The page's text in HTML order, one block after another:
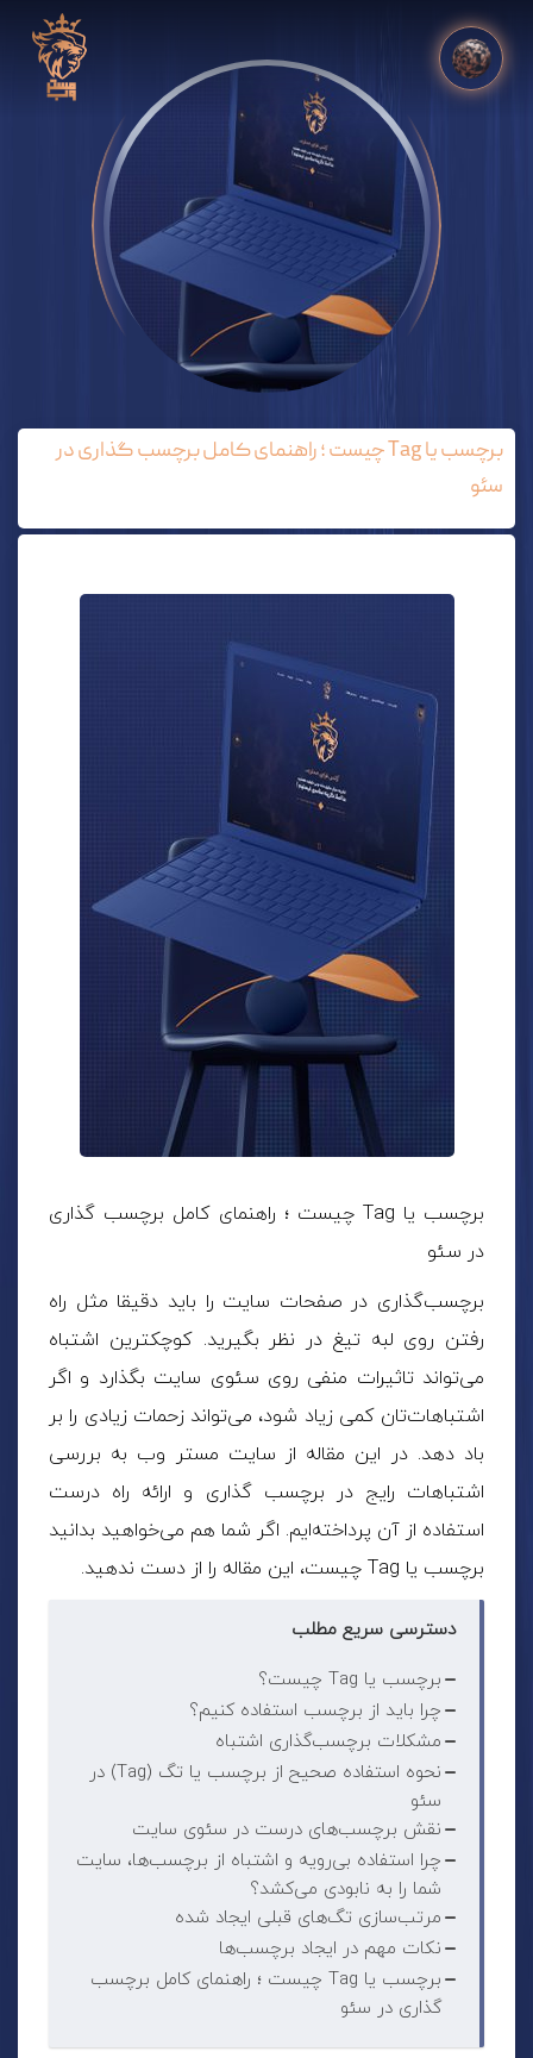
برچسب یا Tag چیست ؛ راهنمای کامل برچسب گذاری در
سئو
برچسب یا Tag چیست ؛ راهنمای کامل برچسب گذاری
در سئو
برچسب‌گذاری در صفحات سایت را باید دقیقا مثل راه‌
رفتن روی لبه تیغ در نظر بگیرید. کوچکترین اشتباه
می‌تواند تاثیرات منفی روی سئوی سایت بگذارد و اگر
اشتباهات‌تان کمی زیاد شود، می‌تواند زحمات زیادی را بر
باد دهد. در این مقاله از سایت مستر وب به بررسی
اشتباهات رایج در برچسب گذاری و ارائه راه درست
استفاده از آن پرداخته‌ایم. اگر شما هم می‌خواهید بدانید
برچسب یا Tag چیست، این مقاله را از دست ندهید.
دسترسی سریع مطلب
برچسب یا Tag چیست؟
چرا باید از برچسب استفاده کنیم؟
مشکلات برچسب‌گذاری اشتباه
نحوه استفاده صحیح از برچسب یا تگ (Tag) در
سئو
نقش برچسب‌های درست در سئوی سایت
چرا استفاده بی‌رویه و اشتباه از برچسب‌ها، سایت
شما را به نابودی می‌کشد؟
مرتب‌سازی تگ‌های قبلی ایجاد شده
نکات مهم در ایجاد برچسب‌ها
برچسب یا Tag چیست ؛ راهنمای کامل برچسب
گذاری در سئو